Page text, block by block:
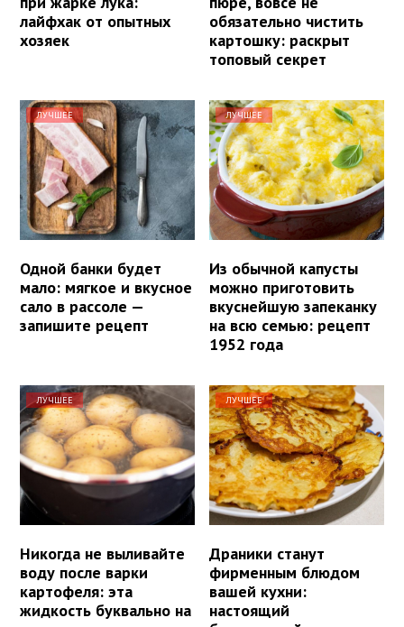
лайфхак от опытных
хозяек
обязательно чистить
картошку: раскрыт
топовый секрет
ЛУЧШЕЕ
Одной банки будет
мало: мягкое и вкусное
сало в рассоле —
запишите рецепт
ЛУЧШЕЕ
Из обычной капусты
можно приготовить
вкуснейшую запеканку
на всю семью: рецепт
1952 года
ЛУЧШЕЕ
Никогда не выливайте
воду после варки
картофеля: эта
жидкость буквально на
ЛУЧШЕЕ
Драники станут
фирменным блюдом
вашей кухни:
настоящий